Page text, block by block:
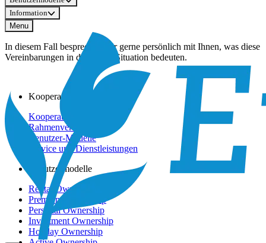
Information
Menu
In diesem Fall besprechen wir gerne persönlich mit Ihnen, was diese
Vereinbarungen in der neuen Situation bedeuten.
Kooperationsmodell
Kooperationsmodell
Rahmenvertrag
Benutzer-Modelle
Service und Dienstleistungen
Benutzermodelle
Rental Ownership
Premium Ownership
Personal Ownership
Investment Ownership
Holiday Ownership